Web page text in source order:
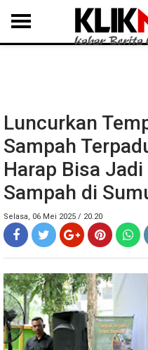
MEDAN LANGKAT DAIRI
Luncurkan
Sampah
Harap Bisa
Sampah di
Selasa, 06 Mei 2025 / 20.20